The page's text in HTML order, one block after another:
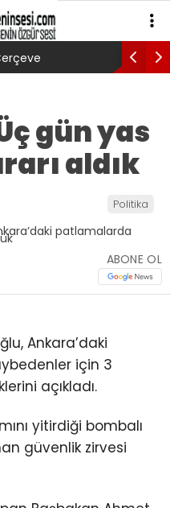
Memleketi Rize’de
İlçede Peş Peşe Açılış
gün yas
aldık
Politika
ABONE OL
Ankara’daki
için 3
açıkladı.
yitirdiği bombalı
güvenlik zirvesi